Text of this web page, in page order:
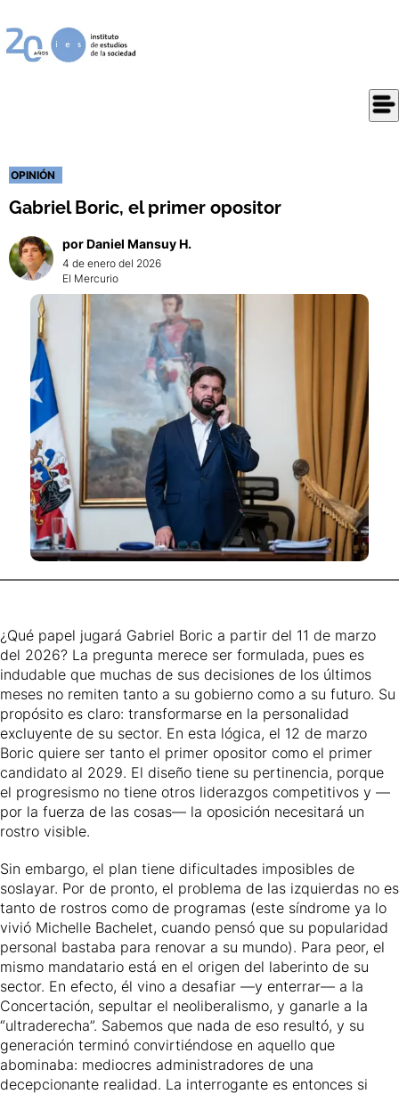
OPINIÓN
Gabriel Boric, el primer opositor
porDaniel Mansuy H.
4 de enero del 2026
El Mercurio
¿Qué papel jugará Gabriel Boric a partir del 11 de marzo
del 2026? La pregunta merece ser formulada, pues es
indudable que muchas de sus decisiones de los últimos
meses no remiten tanto a su gobierno como a su futuro. Su
propósito es claro: transformarse en la personalidad
excluyente de su sector. En esta lógica, el 12 de marzo
Boric quiere ser tanto el primer opositor como el primer
candidato al 2029. El diseño tiene su pertinencia, porque
el progresismo no tiene otros liderazgos competitivos y —
por la fuerza de las cosas— la oposición necesitará un
rostro visible.
Sin embargo, el plan tiene dificultades imposibles de
soslayar. Por de pronto, el problema de las izquierdas no es
tanto de rostros como de programas (este síndrome ya lo
vivió Michelle Bachelet, cuando pensó que su popularidad
personal bastaba para renovar a su mundo). Para peor, el
mismo mandatario está en el origen del laberinto de su
sector. En efecto, él vino a desafiar —y enterrar— a la
Concertación, sepultar el neoliberalismo, y ganarle a la
“ultraderecha”. Sabemos que nada de eso resultó, y su
generación terminó convirtiéndose en aquello que
abominaba: mediocres administradores de una
decepcionante realidad. La interrogante es entonces si